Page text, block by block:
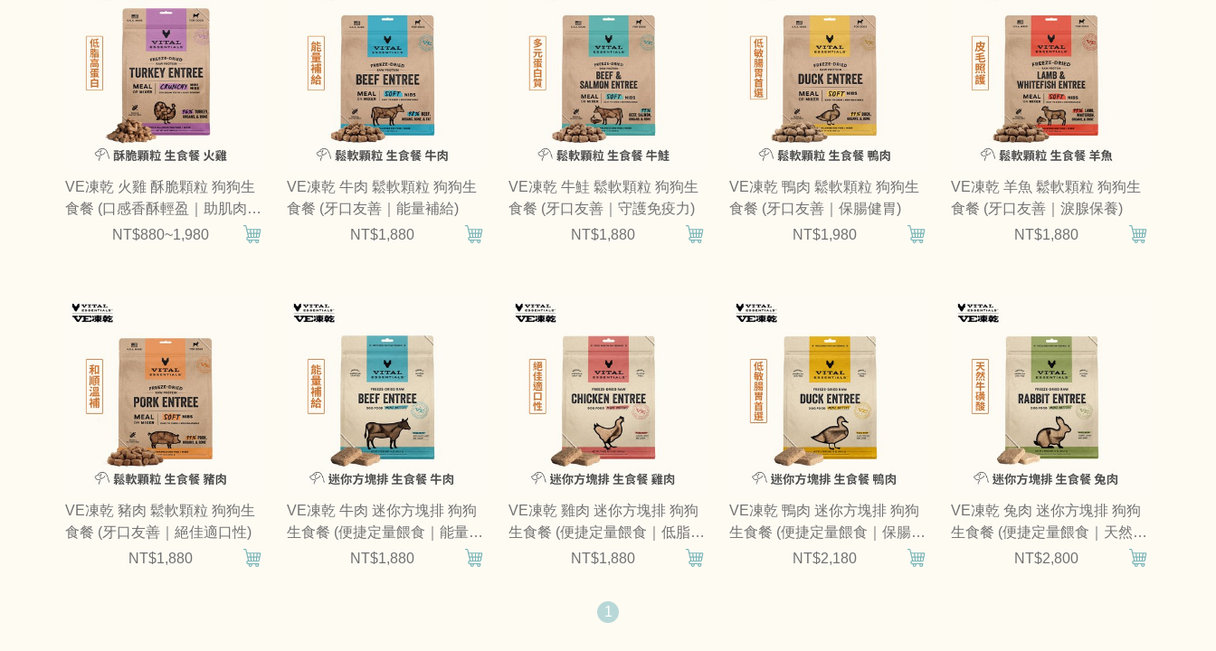
VE凍乾 火雞 酥脆顆粒 狗狗生
食餐 (口感香酥輕盈｜助肌肉發
NT$880~1,980
VE凍乾 牛肉 鬆軟顆粒 狗狗生
食餐 (牙口友善｜能量補給)
NT$1,880
VE凍乾 牛鮭 鬆軟顆粒 狗狗生
食餐 (牙口友善｜守護免疫力)
NT$1,880
VE凍乾 鴨肉 鬆軟顆粒 狗狗生
食餐 (牙口友善｜保腸健胃)
NT$1,980
VE凍乾 羊魚 鬆軟顆粒 狗狗生
食餐 (牙口友善｜淚腺保養)
NT$1,880
VE凍乾 豬肉 鬆軟顆粒 狗狗生
食餐 (牙口友善｜絕佳適口性)
NT$1,880
VE凍乾 牛肉 迷你方塊排 狗狗
生食餐 (便捷定量餵食｜能量補
NT$1,880
VE凍乾 雞肉 迷你方塊排 狗狗
生食餐 (便捷定量餵食｜低脂高
NT$1,880
VE凍乾 鴨肉 迷你方塊排 狗狗
生食餐 (便捷定量餵食｜保腸健
NT$2,180
VE凍乾 兔肉 迷你方塊排 狗狗
生食餐 (便捷定量餵食｜天然牛
NT$2,800
1